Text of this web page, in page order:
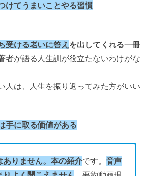
けてうまいことやる習慣
受ける老いに答え を出してくれる一冊
者が語る人生訓が役立たないわけがな
人は、人生を振り返ってみた方がいい
手に取る価値がある
ありません。本の紹介です。音声